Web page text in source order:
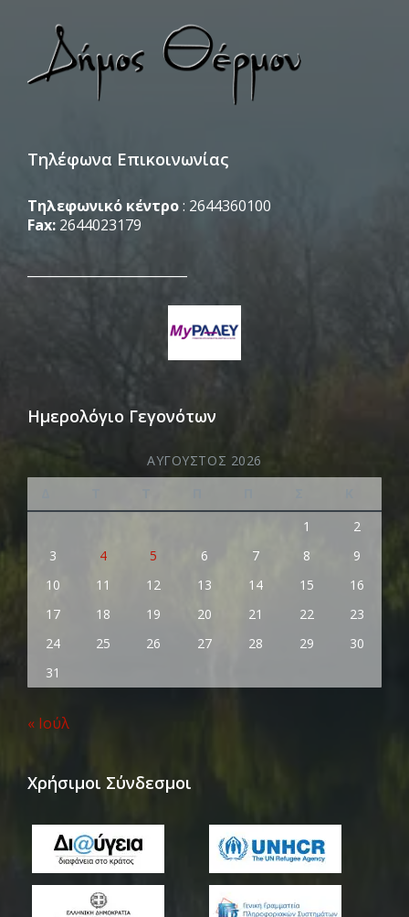
Τηλέφωνα Επικοινωνίας
Τηλεφωνικό κέντρο: 2644360100
Fax: 2644023179
Ημερολόγιο Γεγονότων
ΑΎΓΟΥΣΤΟΣ 2026
1
2
3
4 5 6 7 8
9
10
11 12 13 14 15
16
17
18 19 20 21 22
23
24
25 26 27 28 29
30
31
« Ιούλ
Χρήσιμοι Σύνδεσμοι